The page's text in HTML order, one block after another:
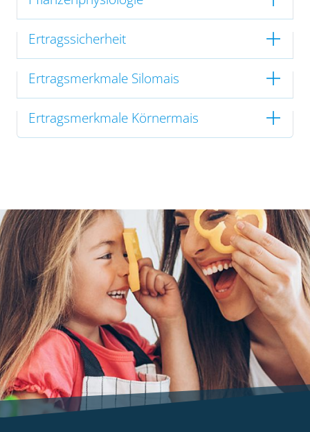
Ertragssicherheit
Ertragsmerkmale Silomais
Ertragsmerkmale Körnermais